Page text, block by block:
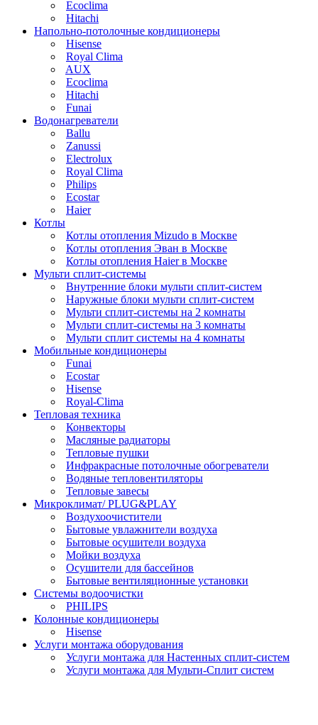
Ecoclima
Hitachi
Напольно-потолочные кондиционеры
Hisense
Royal Clima
AUX
Ecoclima
Hitachi
Funai
Водонагреватели
Ballu
Zanussi
Electrolux
Royal Clima
Philips
Ecostar
Haier
Котлы
Котлы отопления Mizudo в Москве
Котлы отопления Эван в Москве
Котлы отопления Haier в Москве
Мульти сплит-системы
Внутренние блоки мульти сплит-систем
Наружные блоки мульти сплит-систем
Мульти сплит-системы на 2 комнаты
Мульти сплит-системы на 3 комнаты
Мульти сплит системы на 4 комнаты
Мобильные кондиционеры
Funai
Ecostar
Hisense
Royal-Clima
Тепловая техника
Конвекторы
Масляные радиаторы
Тепловые пушки
Инфракрасные потолочные обогреватели
Водяные тепловентиляторы
Тепловые завесы
Микроклимат/ PLUG&PLAY
Воздухоочистители
Бытовые увлажнители воздуха
Бытовые осушители воздуха
Мойки воздуха
Осушители для бассейнов
Бытовые вентиляционные установки
Системы водоочистки
PHILIPS
Колонные кондиционеры
Hisense
Услуги монтажа оборудования
Услуги монтажа для Настенных сплит-систем
Услуги монтажа для Мульти-Сплит систем